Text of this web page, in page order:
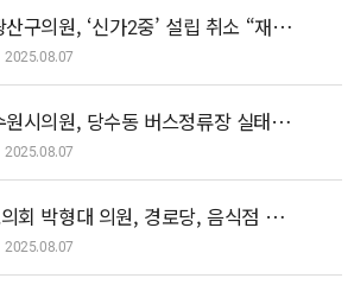
[광주 광산]김명숙 광산구의원, ‘신가2중’ 설립 취소 “재검토해야”
2025.08.07
[경기 수원]윤경선 수원시의원, 당수동 버스정류장 실태 점검
2025.08.07
[전남 장흥]전라남도의회 박형대 의원, 경로당, 음식점 등 다중이용시설 에어컨 청소, 전남도 차원 대책 필요
2025.08.07